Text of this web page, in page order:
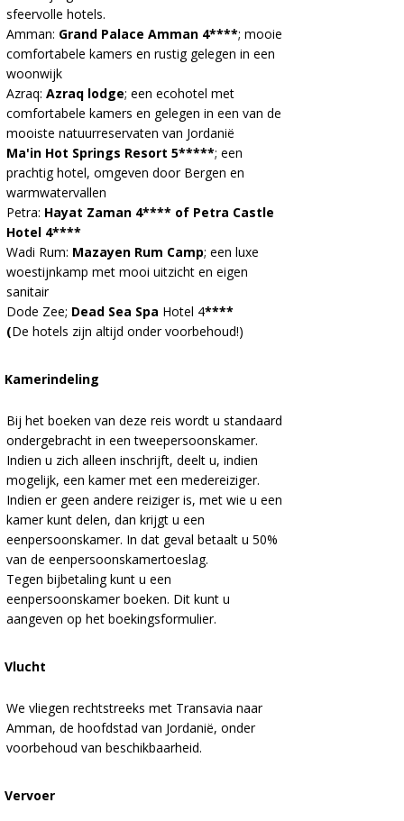
sfeervolle hotels.
Amman: Grand Palace Amman 4****; mooie
comfortabele kamers en rustig gelegen in een
woonwijk
Azraq: Azraq lodge; een ecohotel met
comfortabele kamers en gelegen in een van de
mooiste natuurreservaten van Jordanië
Ma'in Hot Springs Resort 5*****; een
prachtig hotel, omgeven door Bergen en
warmwatervallen
Petra: Hayat Zaman 4**** of Petra Castle
Hotel 4****
Wadi Rum: Mazayen Rum Camp; een luxe
woestijnkamp met mooi uitzicht en eigen
sanitair
Dode Zee; Dead Sea Spa Hotel 4****
(De hotels zijn altijd onder voorbehoud!)
Kamerindeling
Bij het boeken van deze reis wordt u standaard
ondergebracht in een tweepersoonskamer.
Indien u zich alleen inschrijft, deelt u, indien
mogelijk, een kamer met een medereiziger.
Indien er geen andere reiziger is, met wie u een
kamer kunt delen, dan krijgt u een
eenpersoonskamer. In dat geval betaalt u 50%
van de eenpersoonskamertoeslag.
Tegen bijbetaling kunt u een
eenpersoonskamer boeken. Dit kunt u
aangeven op het boekingsformulier.
Vlucht
We vliegen rechtstreeks met Transavia naar
Amman, de hoofdstad van Jordanië, onder
voorbehoud van beschikbaarheid.
Vervoer